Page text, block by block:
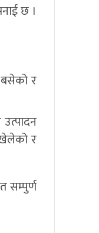
छ ।
र
र
सम्पुर्ण